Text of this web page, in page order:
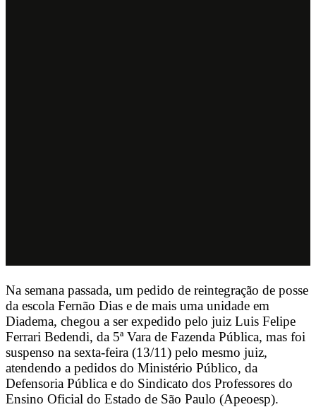
Na semana passada, um pedido de reintegração de posse
da escola Fernão Dias e de mais uma unidade em
Diadema, chegou a ser expedido pelo juiz Luis Felipe
Ferrari Bedendi, da 5ª Vara de Fazenda Pública, mas foi
suspenso na sexta-feira (13/11) pelo mesmo juiz,
atendendo a pedidos do Ministério Público, da
Defensoria Pública e do Sindicato dos Professores do
Ensino Oficial do Estado de São Paulo (Apeoesp).